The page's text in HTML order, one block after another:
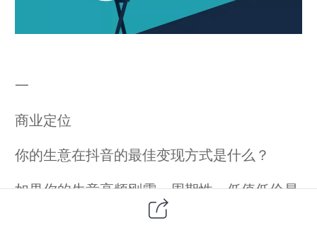
一
商业定位
你的生意在抖音的最佳变现方式是什么？
如果你的生意高频刚需，周期性，低值低价易